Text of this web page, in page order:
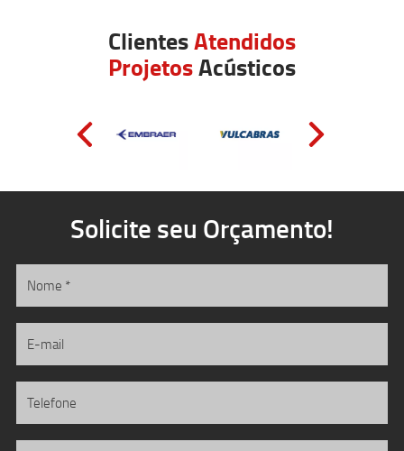
ClientesAtendidos
ProjetosAcústicos
Solicite seu Orçamento!